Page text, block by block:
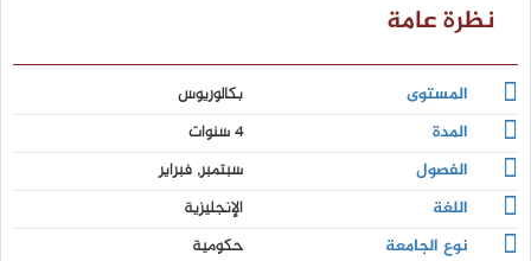
نظرة عامة
المستوى
بكالوريوس
المدة
4 سنوات
الفصول
سبتمبر, فبراير
اللغة
الإنجليزية
نوع الجامعة
حكومية